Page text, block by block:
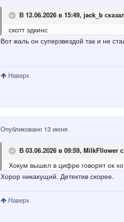
В 12.06.2026 в 15:49, jack_b
скоттэдкинс
Вот жаль он суперзвездой так и не
Наверх
Опубликовано 13 июня
В 03.06.2026 в 09:59, MilkFllower
Хокум вышел в цифре говорят ок
Хорор никакущий. Детектив скорее.
Наверх